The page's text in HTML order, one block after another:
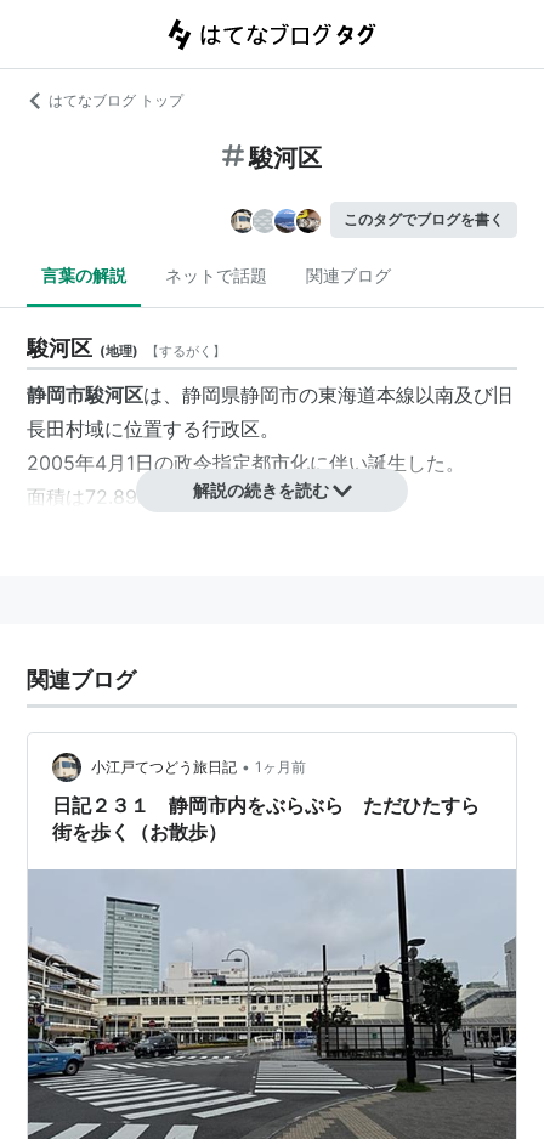
はてなブログ トップ
駿河区
このタグでブログを書く
言葉の解説 ネットで話題 関連ブログ
駿河区 (地理) 【するがく 】
静岡市駿河区は、静岡県静岡市の東海道本線以南及び旧
長田村域に位置する行政区。
2005年4月1日の政令指定都市化に伴い誕生した。
面積は72.89km²
、人口は212,028人 。
解説の続きを読む
関連ブログ
小江戸てつどう旅日記 • 1ヶ月前
日記２３１ 静岡市内をぶらぶら ただひたすら
街を歩く（お散歩）